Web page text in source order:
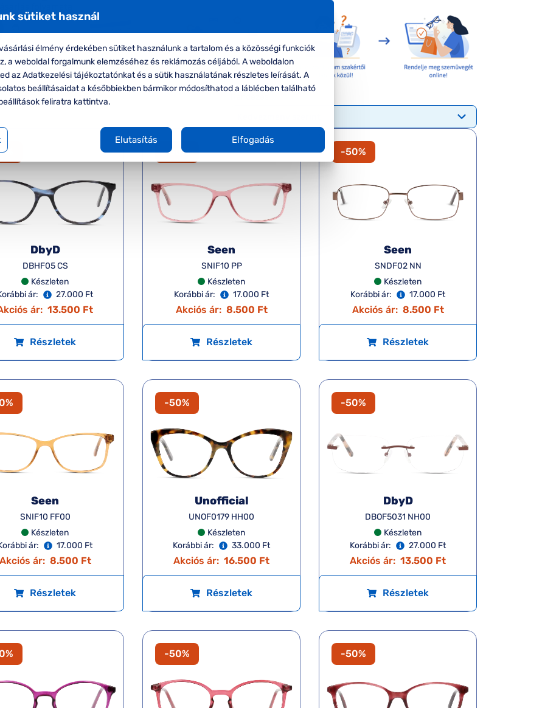
DbyD
DBHF05 CS
Készleten
ár:
27.000 Ft
ár: 13.500 Ft
Részletek
-50%
Seen
SNIF10 PP
Készleten
Korábbi ár:
17.000 Ft
Akciós ár: 8.500 Ft
Részletek
-50%
Seen
SNDF02 NN
Készleten
Korábbi ár:
17.000 Ft
Akciós ár: 8.500 Ft
Részletek
Seen
SNIF10 FF00
Készleten
ár:
17.000 Ft
Akciós ár: 8.500 Ft
Részletek
-50%
Unofficial
UNOF0179 HH00
Készleten
Korábbi ár:
33.000 Ft
Akciós ár: 16.500 Ft
Részletek
-50%
DbyD
DBOF5031 NH00
Készleten
Korábbi ár:
27.000 Ft
Akciós ár: 13.500 Ft
Részletek
-50% -50%
sütiket használ
élmény érdekében sütiket használunk a tartalom és a közösségi funkciók
a weboldal forgalmunk elemzéséhez és reklámozás céljából. A weboldalon
az Adatkezelési tájékoztatónkat és a sütik használatának részletes leírását. A
beállításaidat a későbbiekben bármikor módosíthatod a láblécben található
feliratra kattintva.
Elutasítás Elfogadás